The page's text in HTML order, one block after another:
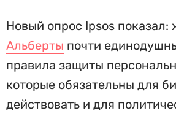
Новый опрос Ipsos показал:
Альберты почти
правила защиты
которые обязательны для
действовать и для